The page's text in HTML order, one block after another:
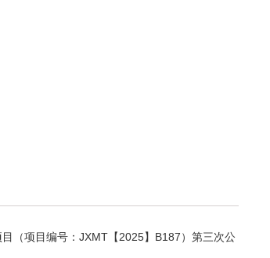
（项目编号：JXMT【2025】B187）第三次公